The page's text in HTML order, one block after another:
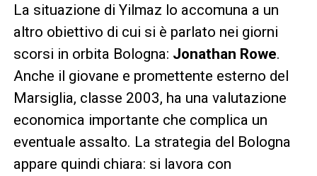
La situazione di Yilmaz lo accomuna a un
altro obiettivo di cui si è parlato nei giorni
scorsi in orbita Bologna: Jonathan Rowe.
Anche il giovane e promettente esterno del
Marsiglia, classe 2003, ha una valutazione
economica importante che complica un
eventuale assalto. La strategia del Bologna
appare quindi chiara: si lavora con